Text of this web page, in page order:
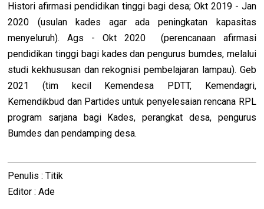
Histori afirmasi pendidikan tinggi bagi desa; Okt 2019 - Jan
2020 (usulan kades agar ada peningkatan kapasitas
menyeluruh). Ags - Okt 2020 (perencanaan afirmasi
pendidikan tinggi bagi kades dan pengurus bumdes, melalui
studi kekhususan dan rekognisi pembelajaran lampau). Geb
2021 (tim kecil Kemendesa PDTT, Kemendagri,
Kemendikbud dan Partides untuk penyelesaian rencana RPL
program sarjana bagi Kades, perangkat desa, pengurus
Bumdes dan pendamping desa.
Penulis : Titik
Editor : Ade